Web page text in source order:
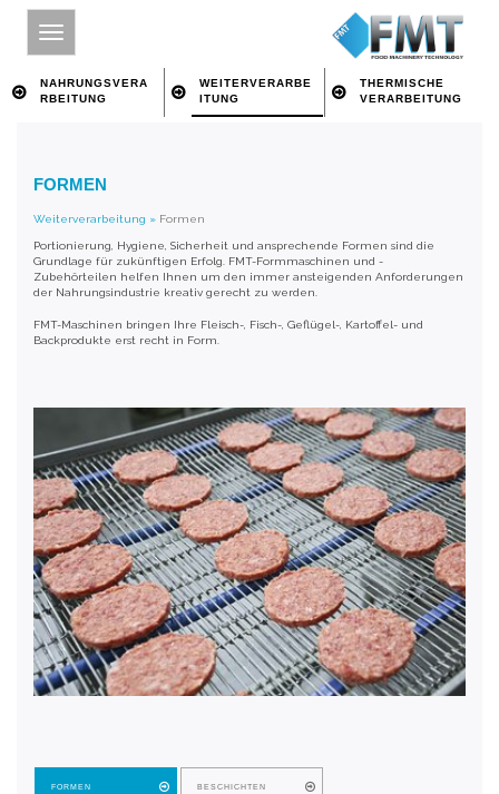
SITE INDEX
NAHRUNGSVERARBEITUNG
ÜBER SCHLÜSSELWORT SUCHEN
NAHRUNGSVERA
RBEITUNG
WEITERVERARBE
ITUNG
THERMISCHE
VERARBEITUNG
FORMEN
Weiterverarbeitung » Formen
Portionierung, Hygiene, Sicherheit und ansprechende Formen sind die
Grundlage für zukünftigen Erfolg. FMT-Formmaschinen und -
Zubehörteilen helfen Ihnen um den immer ansteigenden Anforderungen
der Nahrungsindustrie kreativ gerecht zu werden.
FMT-Maschinen bringen Ihre Fleisch-, Fisch-, Geflügel-, Kartoffel- und
Backprodukte erst recht in Form.
FORMEN BESCHICHTEN